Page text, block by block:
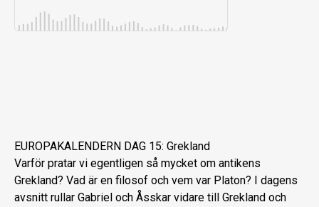
EUROPAKALENDERN DAG 15: Grekland
Varför pratar vi egentligen så mycket om antikens
Grekland? Vad är en filosof och vem var Platon? I dagens
avsnitt rullar Gabriel och Åsskar vidare till Grekland och